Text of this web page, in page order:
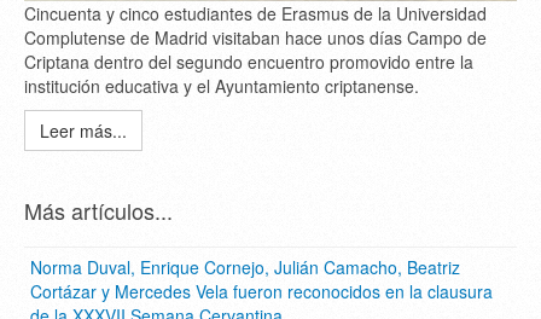
Cincuenta y cinco estudiantes de Erasmus de la Universidad
Complutense de Madrid visitaban hace unos días Campo de
Criptana dentro del segundo encuentro promovido entre la
institución educativa y el Ayuntamiento criptanense.
Leer más...
Más artículos...
Norma Duval, Enrique Cornejo, Julián Camacho, Beatriz
Cortázar y Mercedes Vela fueron reconocidos en la clausura